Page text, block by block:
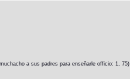
a sus padres para enseñarle officio: 1, 75)